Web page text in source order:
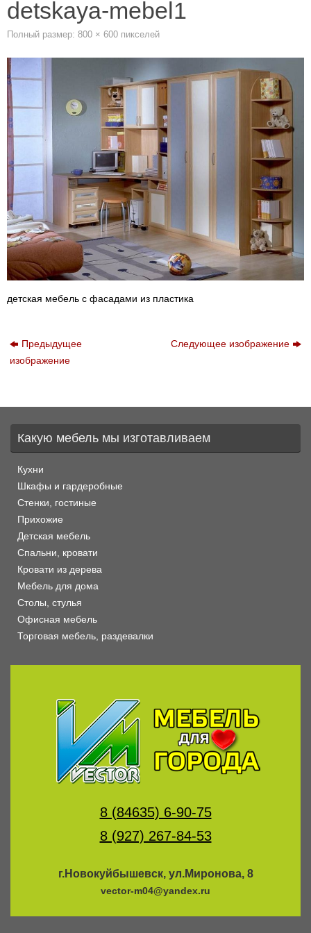
detskaya-mebel1
Полный размер: 800 × 600 пикселей
детская мебель с фасадами из пластика
Предыдущее
изображение
Следующее изображение
Какую мебель мы изготавливаем
Кухни
Шкафы и гардеробные
Стенки, гостиные
Прихожие
Детская мебель
Спальни, кровати
Кровати из дерева
Мебель для дома
Столы, стулья
Офисная мебель
Торговая мебель, раздевалки
8 (84635) 6-90-75
8 (927) 267-84-53
г.Новокуйбышевск, ул.Миронова, 8
vector-m04@yandex.ru